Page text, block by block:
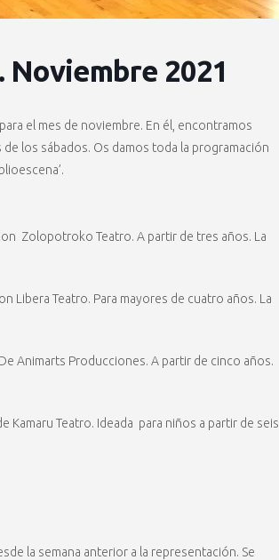
2021
el mes de noviembre. En él, encontramos
los sábados. Os damos toda la programación
Zolopotroko Teatro. A partir de tres años. La
Libera Teatro. Para mayores de cuatro años. La
De Animarts Producciones. A partir de cinco años.
Kamaru Teatro. Ideada para niños a partir de seis
la semana anterior a la representación. Se